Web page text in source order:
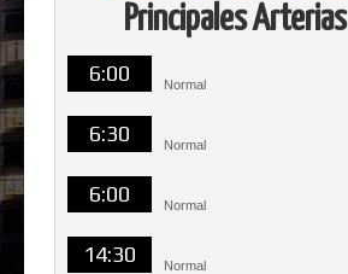
Principales Arterias
6:00 Normal
6:30 Normal
6:00 Normal
14:30 Normal